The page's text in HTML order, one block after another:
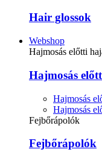
Hair glossok
Webshop
Hajmosás előtti
Hajmosás
Hajmosás
Hajmosás
Fejbőrápolók
Fejbőrápolók